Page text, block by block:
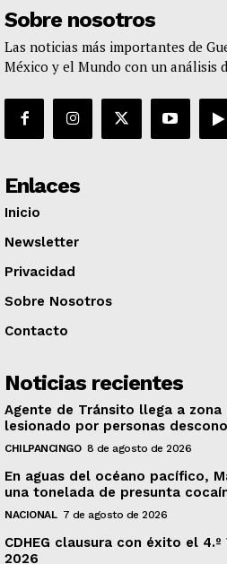
Sobre nosotros
Las noticias más importantes de
México y el Mundo con un análisis
Enlaces
Inicio
Newsletter
Privacidad
Sobre Nosotros
Contacto
Noticias recientes
Agente de Tránsito llega a
lesionado por personas
CHILPANCINGO 8 de agosto de 2026
En aguas del océano pacífico,
una tonelada de presunta
NACIONAL 7 de agosto de 2026
CDHEG clausura con éxito el
2026